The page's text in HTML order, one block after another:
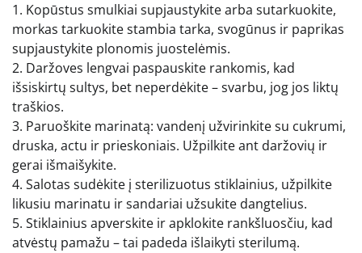
1. Kopūstus smulkiai supjaustykite arba sutarkuokite,
morkas tarkuokite stambia tarka, svogūnus ir paprikas
supjaustykite plonomis juostelėmis.
2. Daržoves lengvai paspauskite rankomis, kad
išsiskirtų sultys, bet neperdėkite – svarbu, jog jos liktų
traškios.
3. Paruoškite marinatą: vandenį užvirinkite su cukrumi,
druska, actu ir prieskoniais. Užpilkite ant daržovių ir
gerai išmaišykite.
4. Salotas sudėkite į sterilizuotus stiklainius, užpilkite
likusiu marinatu ir sandariai užsukite dangtelius.
5. Stiklainius apverskite ir apklokite rankšluosčiu, kad
atvėstų pamažu – tai padeda išlaikyti sterilumą.